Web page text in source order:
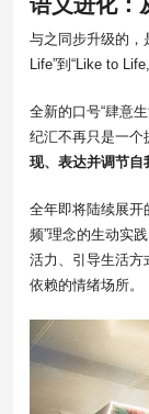
与之同步升级的，
Life”到“Like to
全新的口号“肆意
纪汇不再只是一个
现、表达并调节自
全年即将陆续展开
频”理念的生动实
活力、引导生活方
依赖的情绪场所。